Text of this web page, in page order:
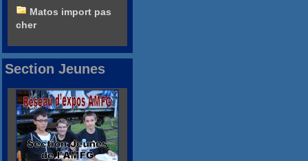
Matos import pas
cher
Section Jeunes